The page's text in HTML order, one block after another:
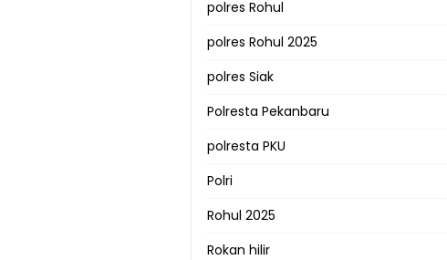
polres Rohul
polres Rohul 2025
polres Siak
Polresta Pekanbaru
polresta PKU
Polri
Rohul 2025
Rokan hilir